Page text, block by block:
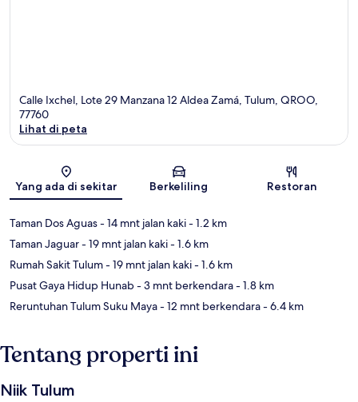
Calle Ixchel, Lote 29 Manzana 12 Aldea Zamá, Tulum, QROO,
77760
Lihat di peta
Yang ada di sekitar Berkeliling Restoran
Taman Dos Aguas- 14 mnt jalan kaki- 1.2 km
Taman Jaguar- 19 mnt jalan kaki- 1.6 km
Rumah Sakit Tulum- 19 mnt jalan kaki- 1.6 km
Pusat Gaya Hidup Hunab- 3 mnt berkendara- 1.8 km
Reruntuhan Tulum Suku Maya- 12 mnt berkendara- 6.4 km
Tentang properti ini
Niik Tulum